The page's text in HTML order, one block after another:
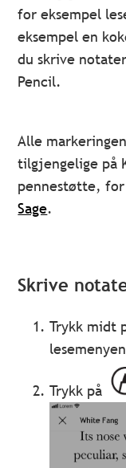
for eksempel
eksempel en
du skrive
Pencil.
Alle
tilgjengelige på
pennestøtte, for
Sage.
Skrive
Trykk midt
Trykk på